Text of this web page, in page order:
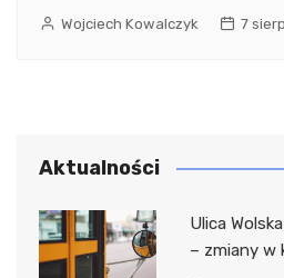
Wojciech Kowalczyk 7
Aktualności
Ulica
– zmiany w